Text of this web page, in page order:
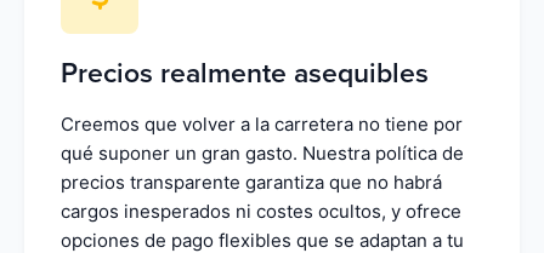
Precios realmente asequibles
Creemos que volver a la carretera no tiene por
qué suponer un gran gasto. Nuestra política de
precios transparente garantiza que no habrá
cargos inesperados ni costes ocultos, y ofrece
opciones de pago flexibles que se adaptan a tu